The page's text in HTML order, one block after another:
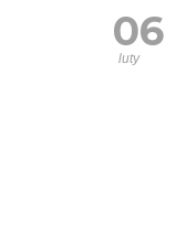
06
luty